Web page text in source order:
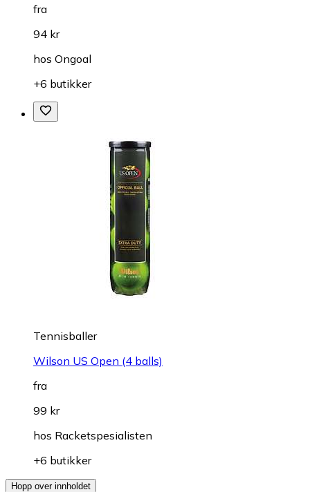
fra
94 kr
hos Ongoal
+6 butikker
Tennisballer
Wilson US Open (4 balls)
fra
99 kr
hos Racketspesialisten
+6 butikker
Hopp over innholdet